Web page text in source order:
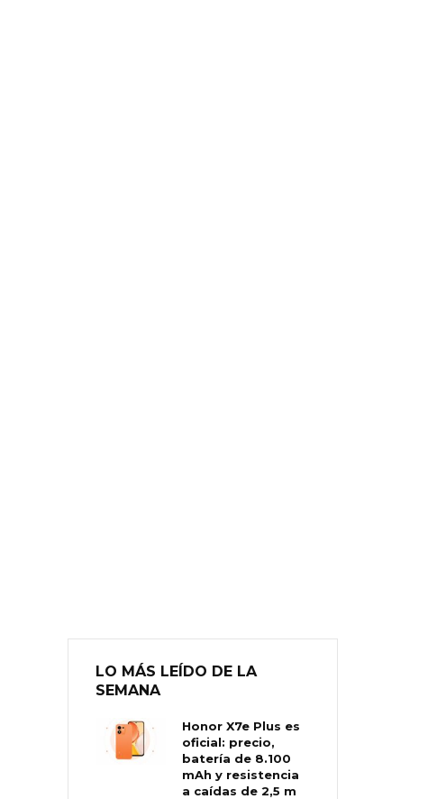
LO MÁS LEÍDO DE LA
SEMANA
Honor X7e Plus es
oficial: precio,
batería de 8.100
mAh y resistencia
a caídas de 2,5 m